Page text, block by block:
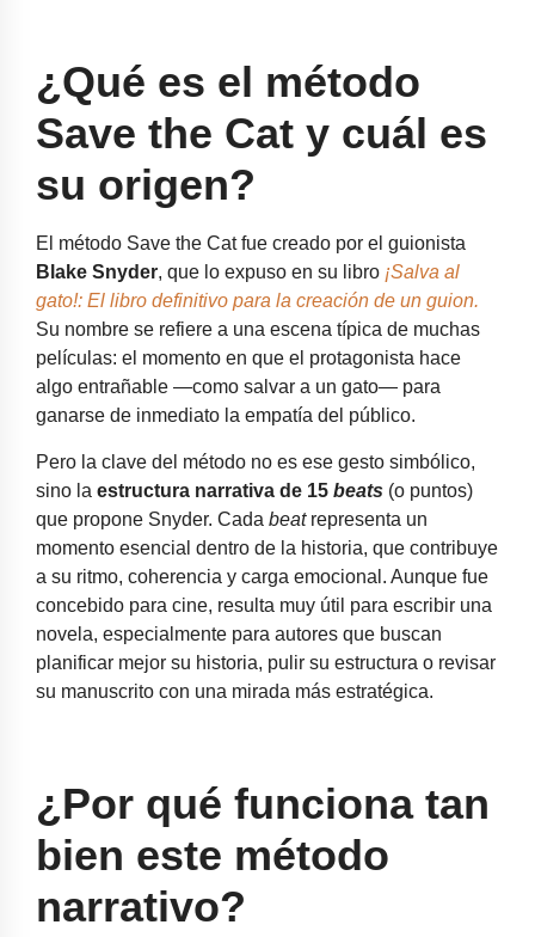
¿Qué es el método
Save the Cat y cuál es
su origen?
El método Save the Cat fue creado por el guionista
Blake Snyder, que lo expuso en su libro ¡Salva al
gato!: El libro definitivo para la creación de un guion.
Su nombre se refiere a una escena típica de muchas
películas: el momento en que el protagonista hace
algo entrañable —como salvar a un gato— para
ganarse de inmediato la empatía del público.
Pero la clave del método no es ese gesto simbólico,
sino la estructura narrativa de 15 beats (o puntos)
que propone Snyder. Cada beat representa un
momento esencial dentro de la historia, que contribuye
a su ritmo, coherencia y carga emocional. Aunque fue
concebido para cine, resulta muy útil para escribir una
novela, especialmente para autores que buscan
planificar mejor su historia, pulir su estructura o revisar
su manuscrito con una mirada más estratégica.
¿Por qué funciona tan
bien este método
narrativo?